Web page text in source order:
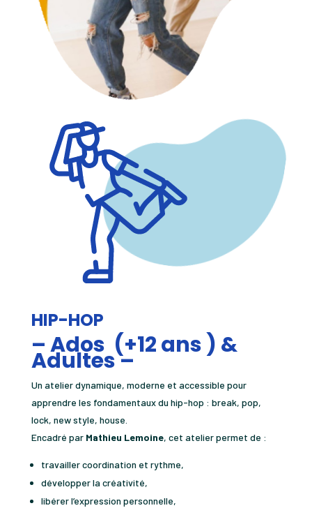
HIP-HOP
– Ados (+12 ans ) &
Adultes –
Un atelier dynamique, moderne et accessible pour
apprendre les fondamentaux du hip-hop : break, pop,
lock, new style, house.
Encadré par Mathieu Lemoine, cet atelier permet de :
travailler coordination et rythme,
développer la créativité,
libérer l’expression personnelle,